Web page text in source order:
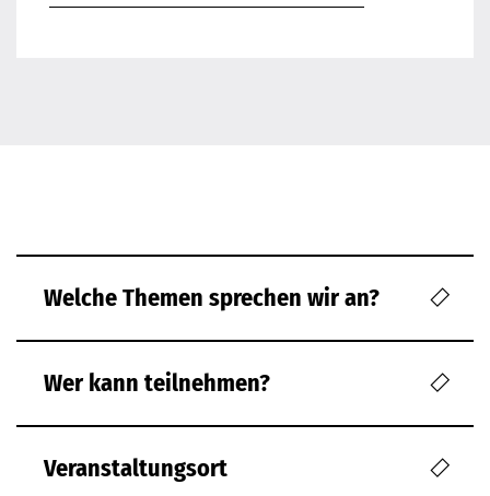
Welche Themen sprechen wir an?
Wer kann teilnehmen?
Veranstaltungsort